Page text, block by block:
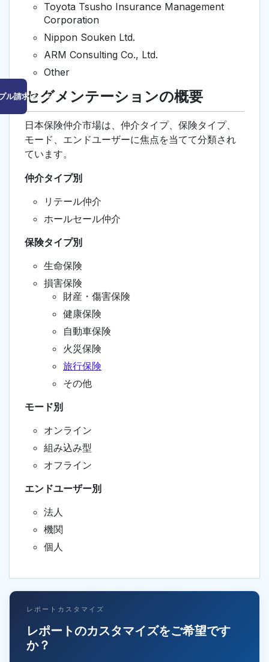
ル請求はこちら
Toyota Tsusho Insurance Management
Corporation
Nippon Souken Ltd.
ARM Consulting Co., Ltd.
Other
セグメンテーションの概要
日本保険仲介市場は、仲介タイプ、保険タイプ、
モード、エンドユーザーに焦点を当てて分類され
ています。
仲介タイプ別
リテール仲介
ホールセール仲介
保険タイプ別
生命保険
損害保険
財産・傷害保険
健康保険
自動車保険
火災保険
旅行保険
その他
モード別
オンライン
組み込み型
オフライン
エンドユーザー別
法人
機関
個人
レポートカスタマイズ
レポートのカスタマイズをご希望です
か？